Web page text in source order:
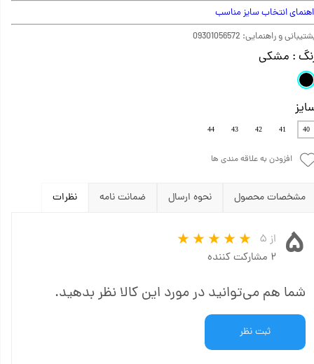
انتخاب سایز مناسب
و راهنمایی: 09301056572
: مشکی
40
41
42
43
44
افزودن به علاقه مندی ها
مشخصات محصول نحوه ارسال ضمانت نامه نظرات
۵
از ۵
۲ مشارکت کننده
شما هم می‌توانید در مورد این کالا نظر بدهید.
ثبت نظر